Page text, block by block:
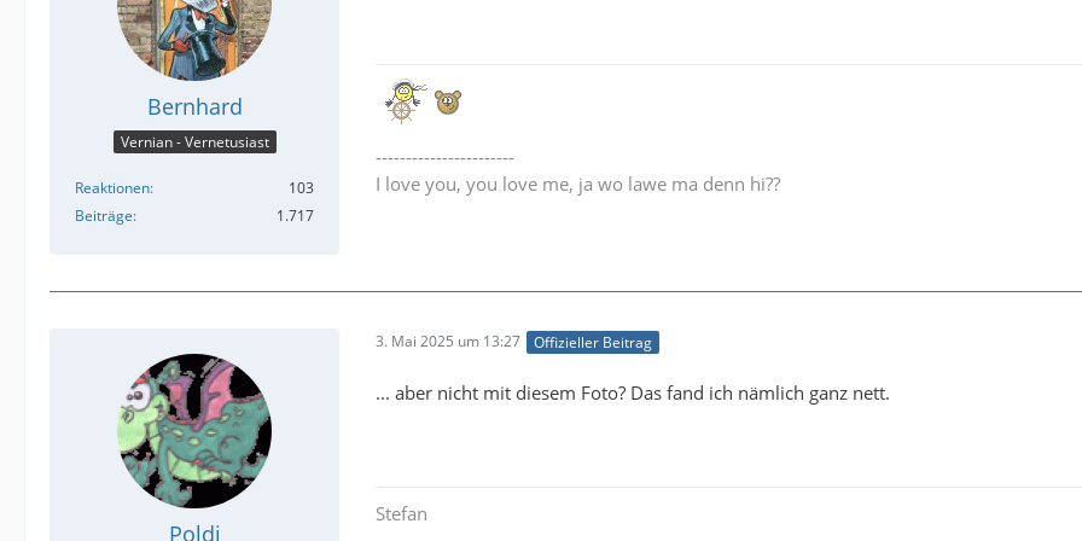
Bernhard
Vernian - Vernetusiast
Reaktionen
103
Beiträge
1.717
-----------------------
I love you, you love me, ja wo lawe ma denn hi??
Poldi
3. Mai 2025 um 13:27 Offizieller Beitrag
... aber nicht mit diesem Foto? Das fand ich nämlich ganz nett.
Stefan